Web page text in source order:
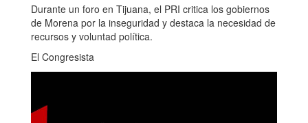
Durante un foro en Tijuana, el PRI critica los gobiernos
de Morena por la inseguridad y destaca la necesidad de
recursos y voluntad política.
El Congresista